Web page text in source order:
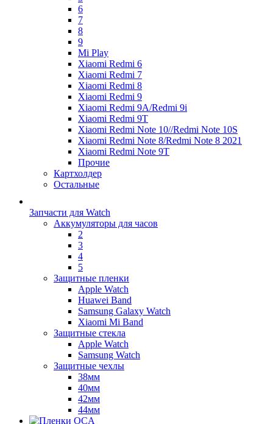
6
7
8
9
Mi Play
Xiaomi Redmi 6
Xiaomi Redmi 7
Xiaomi Redmi 8
Xiaomi Redmi 9
Xiaomi Redmi 9A/Redmi 9i
Xiaomi Redmi 9T
Xiaomi Redmi Note 10//Redmi Note 10S
Xiaomi Redmi Note 8/Redmi Note 8 2021
Xiaomi Redmi Note 9T
Прочие
Картхолдер
Остальные
Запчасти для Watch
Аккумуляторы для часов
2
3
4
5
Защитные пленки
Apple Watch
Huawei Band
Samsung Galaxy Watch
Xiaomi Mi Band
Защитные стекла
Apple Watch
Samsung Watch
Защитные чехлы
38мм
40мм
42мм
44мм